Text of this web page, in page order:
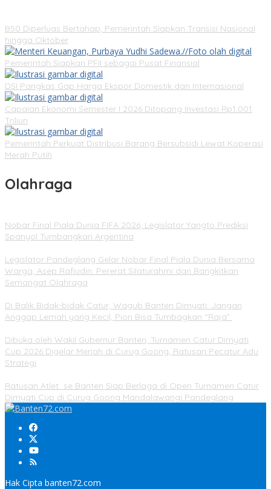
B50 Diperluas Bertahap, Pemerintah Siapkan Transisi Nasional
hingga Oktober
Pemerintah Siapkan PFII sebagai Pusat Finansial
DSI Pangkas Gap Harga Ekspor Domestik dan Internasional
Capaian Ekonomi Semester I 2026 Ditopang Investasi Rp1.001
Triliun
Pemerintah Perkuat Distribusi Barang Bersubsidi Lewat Koperasi
Merah Putih
Olahraga
Nobar Final Piala Dunia FIFA 2026, Legislator Yangto Prediksi
Spanyol Tumbangkan Argentina
Legislator Pandeglang Gelar Nobar Final Piala Dunia Bersama
Warga, Asep Rafiudin: Pererat Silaturahmi dan Bangkitkan
Semangat Olahraga
Di Balik Bidak-bidak Catur, Wagub Banten Dimyati: Jangan
Anggap Lemah yang Kecil, Pion Bisa Tumbagkan “Raja”
Dibuka oleh Wakil Gubernur Banten, Turnamen Catur Dimyati
Cup 2026 Digelar Meriah di Curug Goong, Ratusan Pecatur Adu
Strategi
Ratusan Atlet se Banten Siap Berlaga di Open Turnamen Catur
Dimyati Cup di Curug Goong Mandalawangi Pandeglang
Hak Cipta banten72.com